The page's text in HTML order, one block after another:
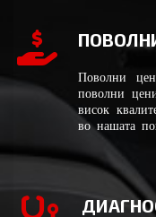
Поволни
поволни
висок
во нашата